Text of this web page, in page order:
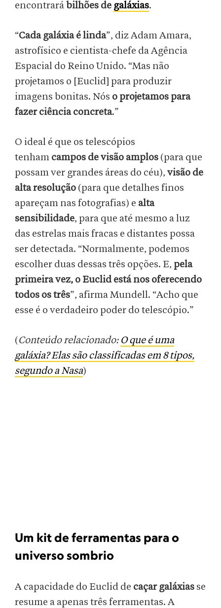
encontrará bilhões de galáxias.
“Cada galáxia é linda”, diz Adam Amara,
astrofísico e cientista-chefe da Agência
Espacial do Reino Unido. “Mas não
projetamos o [Euclid] para produzir
imagens bonitas. Nós o projetamos para
fazer ciência concreta.”
O ideal é que os telescópios
tenham campos de visão amplos (para que
possam ver grandes áreas do céu), visão de
alta resolução (para que detalhes finos
apareçam nas fotografias) e alta
sensibilidade, para que até mesmo a luz
das estrelas mais fracas e distantes possa
ser detectada. “Normalmente, podemos
escolher duas dessas três opções. E, pela
primeira vez, o Euclid está nos oferecendo
todos os três”, afirma Mundell. “Acho que
esse é o verdadeiro poder do telescópio.”
(Conteúdo relacionado: O que é uma
galáxia? Elas são classificadas em 8 tipos,
segundo a Nasa)
Um kit de ferramentas para o
universo sombrio
A capacidade do Euclid de caçar galáxias se
resume a apenas três ferramentas. A